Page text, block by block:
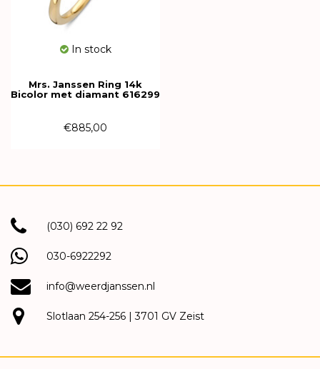
In stock
Mrs. Janssen Ring 14k
Bicolor met diamant 616299
€885,00
(030) 692 22 92
030-6922292
info@weerdjanssen.nl
Slotlaan 254-256 | 3701 GV Zeist